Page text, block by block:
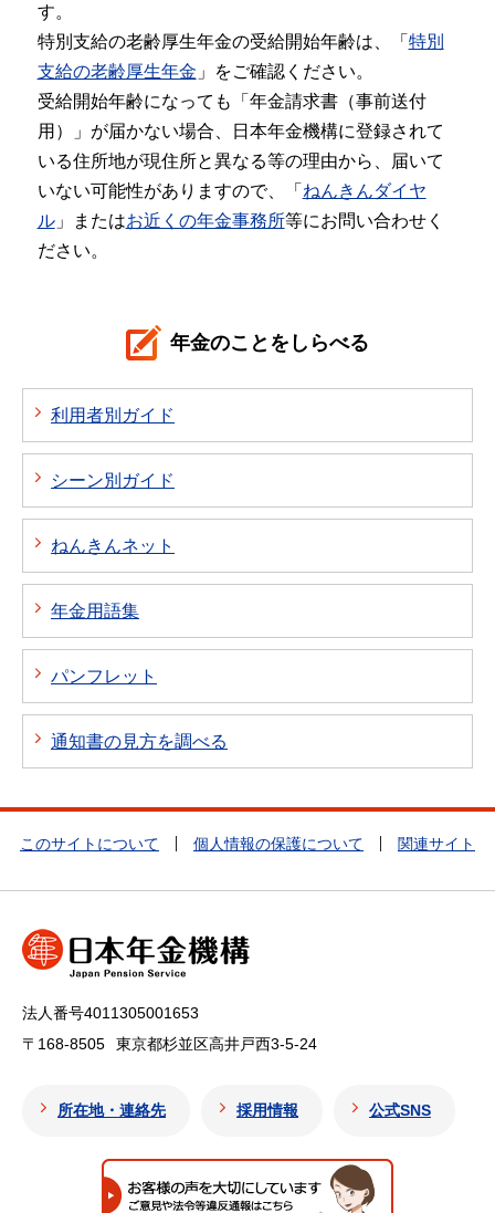
す。
特別支給の老齢厚生年金の受給開始年齢は、「 特別
支給の老齢厚生年金 」をご確認ください。
受給開始年齢になっても「年金請求書（事前送付
用）」が届かない場合、日本年金機構に登録されて
いる住所地が現住所と異なる等の理由から、届いて
いない可能性がありますので、「 ねんきんダイヤ
ル」またはお近くの年金事務所等にお問い合わせく
ださい。
年金のことをしらべる
利用者別ガイド
シーン別ガイド
ねんきんネット
年金用語集
パンフレット
通知書の見方を調べる
このサイトについて 個人情報の保護について 関連サイト
法人番号4011305001653
〒168-8505
東京都杉並区高井戸西3-5-24
所在地・連絡先 採用情報 公式SNS